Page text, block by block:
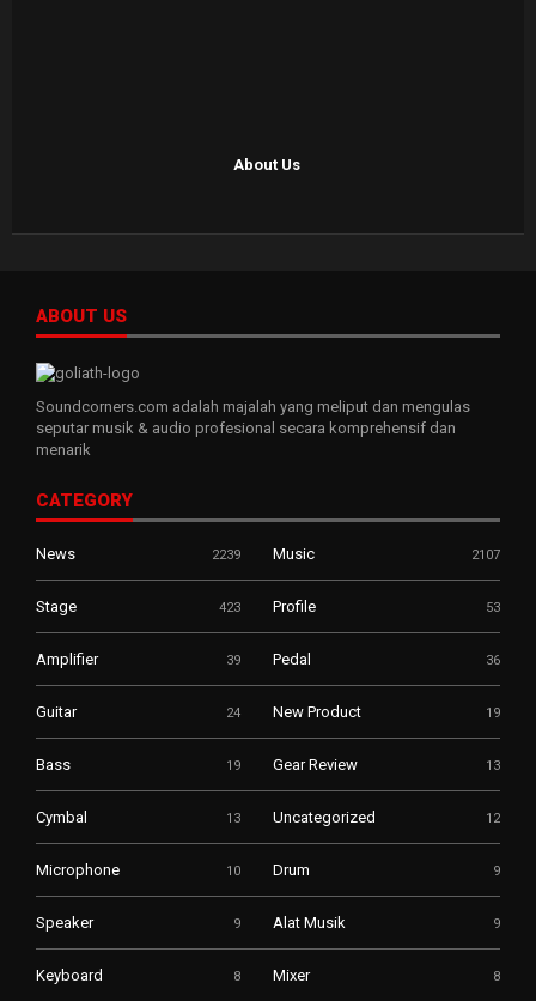
About Us
ABOUT US
Soundcorners.com adalah majalah yang meliput dan mengulas
seputar musik & audio profesional secara komprehensif dan
menarik
CATEGORY
News 2239 Music 2107
Stage 423 Profile 53
Amplifier 39 Pedal 36
Guitar 24 New Product 19
Bass 19 Gear Review 13
Cymbal 13 Uncategorized 12
Microphone 10 Drum 9
Speaker 9 Alat Musik 9
Keyboard 8 Mixer 8